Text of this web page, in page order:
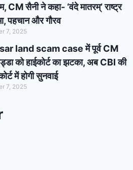
CM सैनी ने कहा- ‘वंदे मातरम्’ राष्ट्र
पहचान और गौरव
7, 2025
land scam case में पूर्व CM
को हाईकोर्ट का झटका, अब CBI की
में होगी सुनवाई
7, 2025